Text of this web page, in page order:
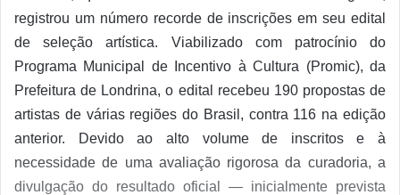
registrou um número recorde de inscrições em seu edital
de seleção artística. Viabilizado com patrocínio do
Programa Municipal de Incentivo à Cultura (Promic), da
Prefeitura de Londrina, o edital recebeu 190 propostas de
artistas de várias regiões do Brasil, contra 116 na edição
anterior. Devido ao alto volume de inscritos e à
necessidade de uma avaliação rigorosa da curadoria, a
divulgação do resultado oficial — inicialmente prevista